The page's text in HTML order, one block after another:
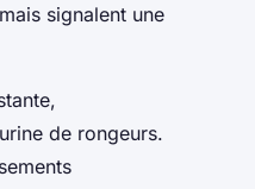
signalent une
de rongeurs.